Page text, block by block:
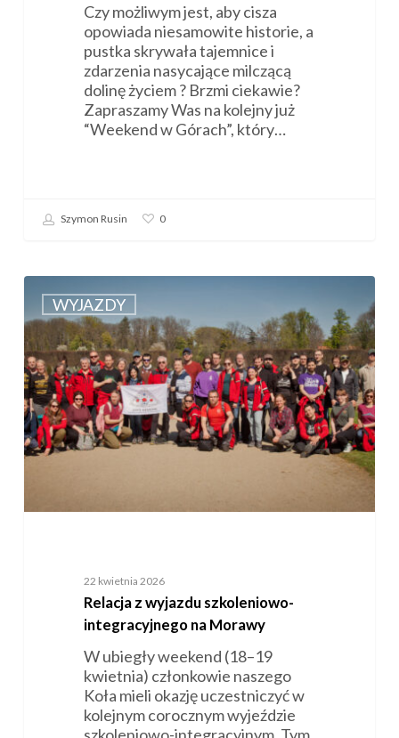
Czy możliwym jest, aby cisza
opowiada niesamowite historie, a
pustka skrywała tajemnice i
zdarzenia nasycające milczącą
dolinę życiem ? Brzmi ciekawie?
Zapraszamy Was na kolejny już
“Weekend w Górach”, który…
Szymon Rusin 0
WYJAZDY
Relacja
wyjazdu
szkoleniowo-
integracyjnego
na
Morawy
22 kwietnia 2026
Relacja z wyjazdu szkoleniowo-
integracyjnego na Morawy
W ubiegły weekend (18–19
kwietnia) członkowie naszego
Koła mieli okazję uczestniczyć w
kolejnym corocznym wyjeździe